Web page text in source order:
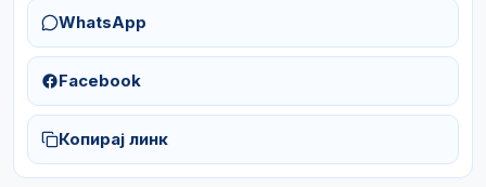
WhatsApp
Facebook
Копирај линк